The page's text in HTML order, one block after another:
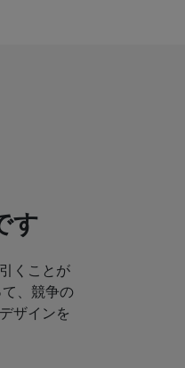
す
くことが
、競争の
ザインを